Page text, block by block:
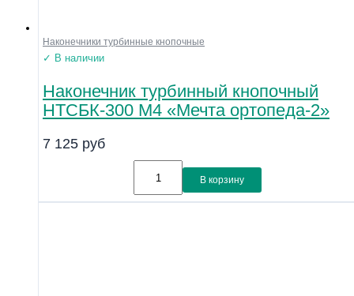
Наконечники турбинные кнопочные
✓ В наличии
Наконечник турбинный кнопочный
НТСБК-300 М4 «Мечта ортопеда-2»
7 125 руб
В корзину